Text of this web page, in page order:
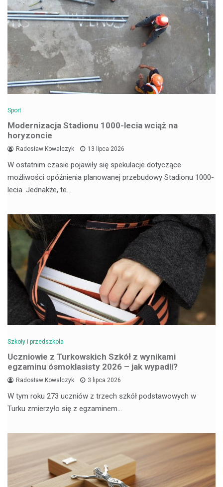
Sport
Modernizacja Stadionu 1000-lecia wciąż na
horyzoncie
Radosław Kowalczyk 13 lipca 2026
W ostatnim czasie pojawiły się spekulacje dotyczące
możliwości opóźnienia planowanej przebudowy Stadionu 1000-
lecia. Jednakże, te…
Szkoły i przedszkola
Uczniowie z Turkowskich Szkół z wynikami
egzaminu ósmoklasisty 2026 – jak wypadli?
Radosław Kowalczyk 3 lipca 2026
W tym roku 273 uczniów z trzech szkół podstawowych w
Turku zmierzyło się z egzaminem…